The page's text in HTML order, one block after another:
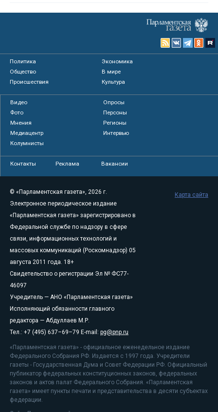
Политика
Экономика
Общество
В мире
Происшествия
Культура
Видео
Опросы
Фото
Персоны
Мнения
Регионы
Медиацентр
Интервью
Колумнисты
Контакты Реклама Вакансии
© «Парламентская газета», 2026 г.
Электронное периодическое издание
«Парламентская газета» зарегистрировано в
Федеральной службе по надзору в сфере
связи, информационных технологий и
массовых коммуникаций (Роскомнадзор) 05
августа 2011 года. 18+
Свидетельство о регистрации Эл № ФС77-
46097
Учредитель — АНО «Парламентская газета»
Исполняющий обязанности главного
редактора — Абдуллаев М.Р.
Тел.: +7 (495) 637–69–79 E-mail: pg@pnp.ru
«Парламентская газета» - официальное еженедельное издание
Федерального Собрания РФ. Издается с 1997 года. Учредители
газеты - Государственная Дума и Совет Федерации РФ. Официальный
публикатор федеральных конституционных законов, федеральных
законов и актов палат Федерального Собрания. «Парламентская
газета» имеет пункты печати и представительства в десяти субъектах
федерации.
Карта сайта